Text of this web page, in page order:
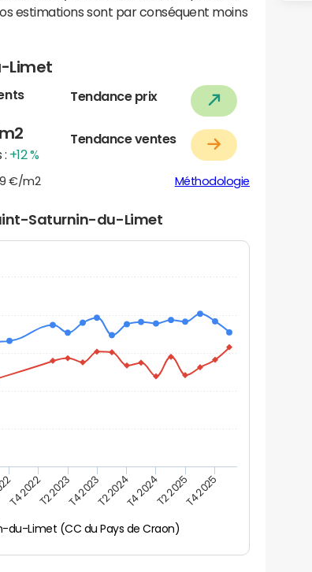
estimations sont par conséquent moins
Limet
: +12 %
Tendance prix
Tendance ventes
€/m2 Méthodologie
Saturnin-du-Limet
du-Limet (CC du Pays de Craon)
T4 2022T2 2023T4 2023T2 2024T4 2024T2 2025T4 2025